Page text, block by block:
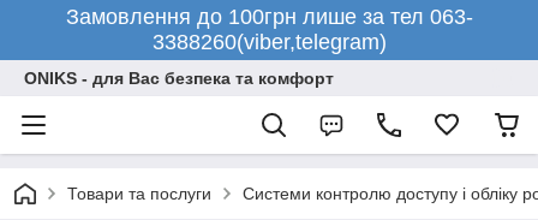
Замовлення до 100грн лише за тел 063-
3388260(viber,telegram)
ONIKS - для Вас безпека та комфорт
Товари та послуги Системи контролю доступу і обліку